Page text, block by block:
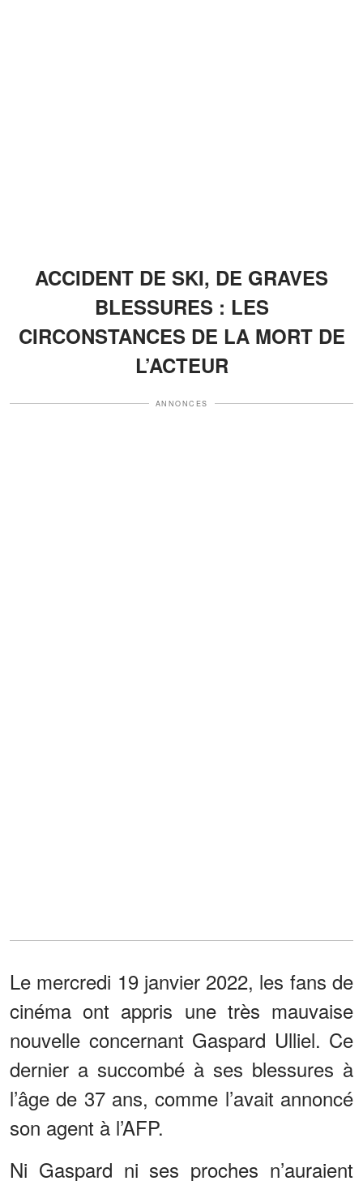
ACCIDENT DE SKI, DE GRAVES
BLESSURES : LES
CIRCONSTANCES DE LA MORT DE
L’ACTEUR
ANNONCES
Le mercredi 19 janvier 2022, les fans de
cinéma ont appris une très mauvaise
nouvelle concernant Gaspard Ulliel. Ce
dernier a succombé à ses blessures à
l’âge de 37 ans, comme l’avait annoncé
son agent à l’AFP.
Ni Gaspard ni ses proches n’auraient